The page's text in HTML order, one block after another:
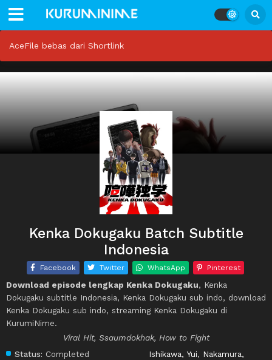
AceFile bebas dari Shortlink
Kenka Dokugaku Batch Subtitle
Indonesia
Facebook Twitter WhatsApp Pinterest
Download episode lengkap Kenka Dokugaku, Kenka
Dokugaku subtitle Indonesia, Kenka Dokugaku sub indo, download
Kenka Dokugaku sub indo, streaming Kenka Dokugaku di
KurumiNime.
Viral Hit, Ssaumdokhak, How to Fight
Status: Completed
Ishikawa, Yui, Nakamura,